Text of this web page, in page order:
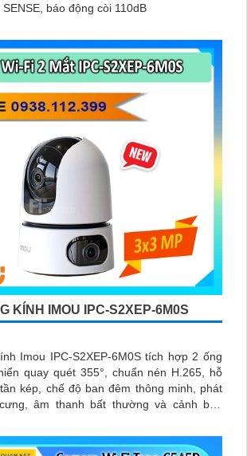
báo động còi 110dB
KÍNH IMOU IPC-S2XEP-6M0S
Imou IPC-S2XEP-6M0S tích hợp 2 ống
quay quét 355°, chuẩn nén H.265, hỗ
kép, chế độ ban đêm thông minh, phát
âm thanh bất thường và cảnh báo